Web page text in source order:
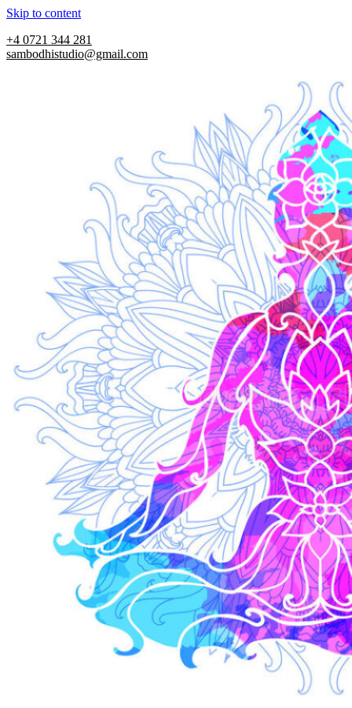
Skip to content
+4 0721 344 281
sambodhistudio@gmail.com